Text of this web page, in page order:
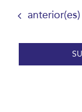
fecha.
Eventos
anterior(es)